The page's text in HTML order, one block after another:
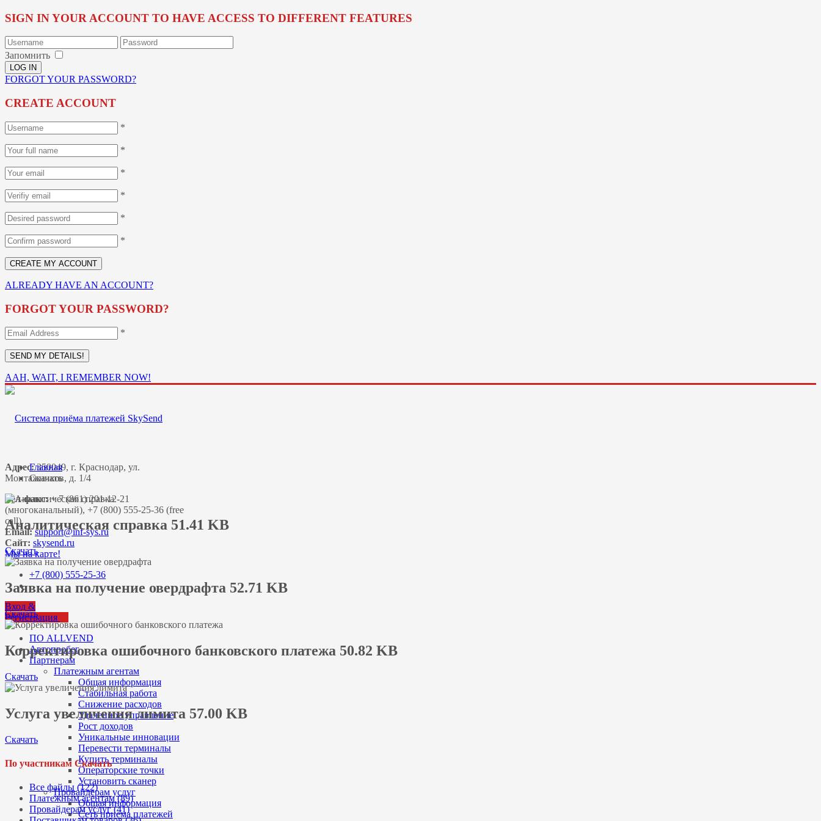
SIGN IN YOUR ACCOUNT TO HAVE ACCESS TO DIFFERENT FEATURES
Запомнить
FORGOT YOUR PASSWORD?
CREATE ACCOUNT
*
*
*
*
*
*
ALREADY HAVE AN ACCOUNT?
FORGOT YOUR PASSWORD?
*
AAH, WAIT, I REMEMBER NOW!
Адрес:350049, г. Краснодар, ул.
Монтажников, д. 1/4
Тел-факс:+ 7 (861) 201-12-21
(многоканальный), +7 (800) 555-25-36 (free
call)
Email:
Сайт: skysend.ru
Мы на карте!
+7 (800) 555-25-36
Вход &
Регистрация
ПО ALLVEND
Автопробег
Партнерам
Платежным агентам
Общая информация
Стабильная работа
Снижение расходов
Удаленное управление
Рост доходов
Уникальные инновации
Перевести терминалы
Купить терминалы
Операторские точки
Установить сканер
Провайдерам услуг
Общая информация
Сеть приема платежей
Главная
Скачать
Аналитическая справка 51.41 KB
Скачать
Заявка на получение овердрафта 52.71 KB
Скачать
Корректировка ошибочного банковского платежа 50.82 KB
Скачать
Услуга увеличения лимита 57.00 KB
Скачать
По участникам Скачать
Все файлы (122)
Платежным агентам (89)
Провайдерам услуг (41)